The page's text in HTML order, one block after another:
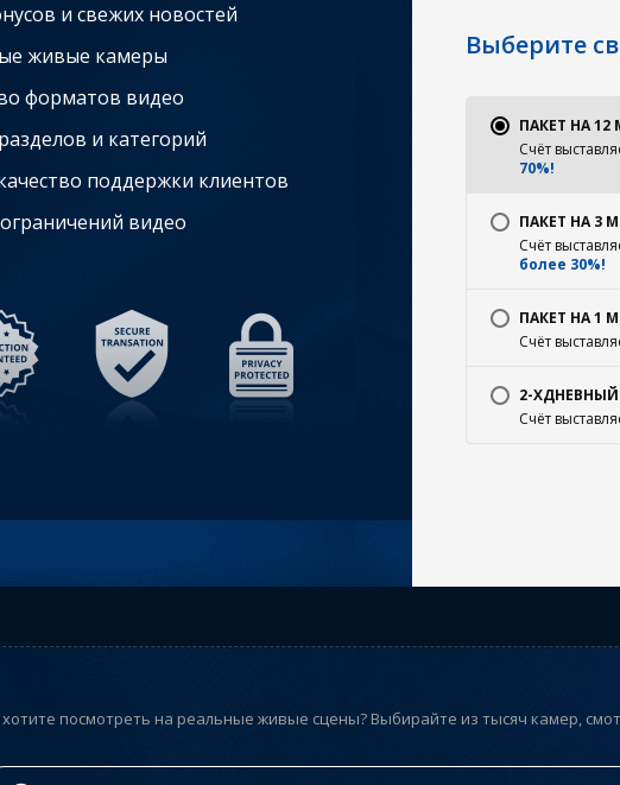
Выберите
ПАКЕТ НА
Счёт
70%!
ПАКЕТ НА 3
Счёт
более 30%!
ПАКЕТ НА 1
Счёт
2-
Счёт
и свежих новостей
живые камеры
форматов видео
и категорий
поддержки клиентов
видео
посмотреть на реальные живые сцены? Выбирайте из тысяч камер,